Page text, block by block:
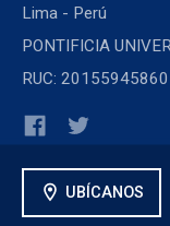
Lima - Perú
PONTIFICIA
RUC: 20155945860
location_on UBÍCANOS